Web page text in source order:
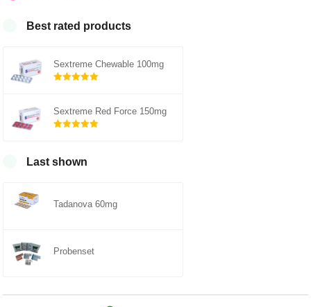
Best rated products
Sextreme Chewable 100mg
5
Sextreme Red Force 150mg
Last shown
Tadanova 60mg
Probenset